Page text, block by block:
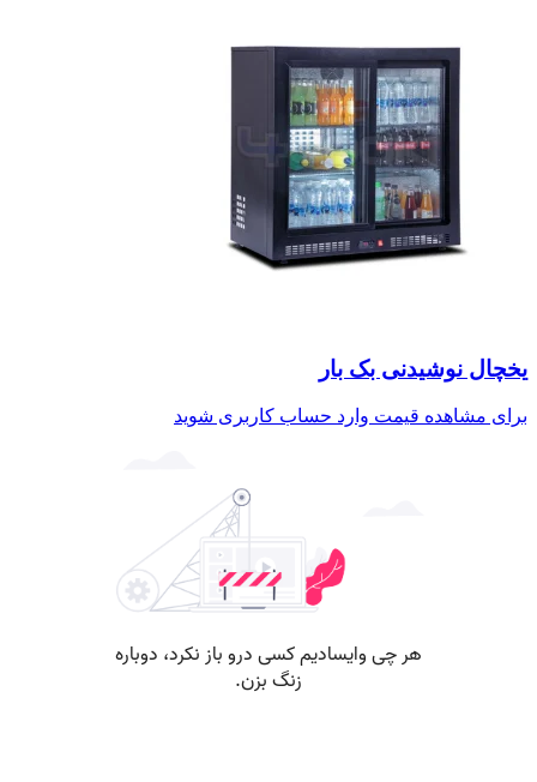
یخچال نوشیدنی بک بار
برای مشاهده قیمت وارد حساب کاربری شوید